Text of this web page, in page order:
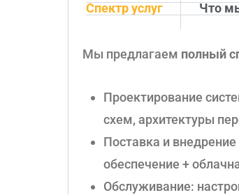
Спектр услуг Что
Мы предлагаем полный
Проектирование
схем, архитектуры
Поставка и
обеспечение +
Обслуживание: